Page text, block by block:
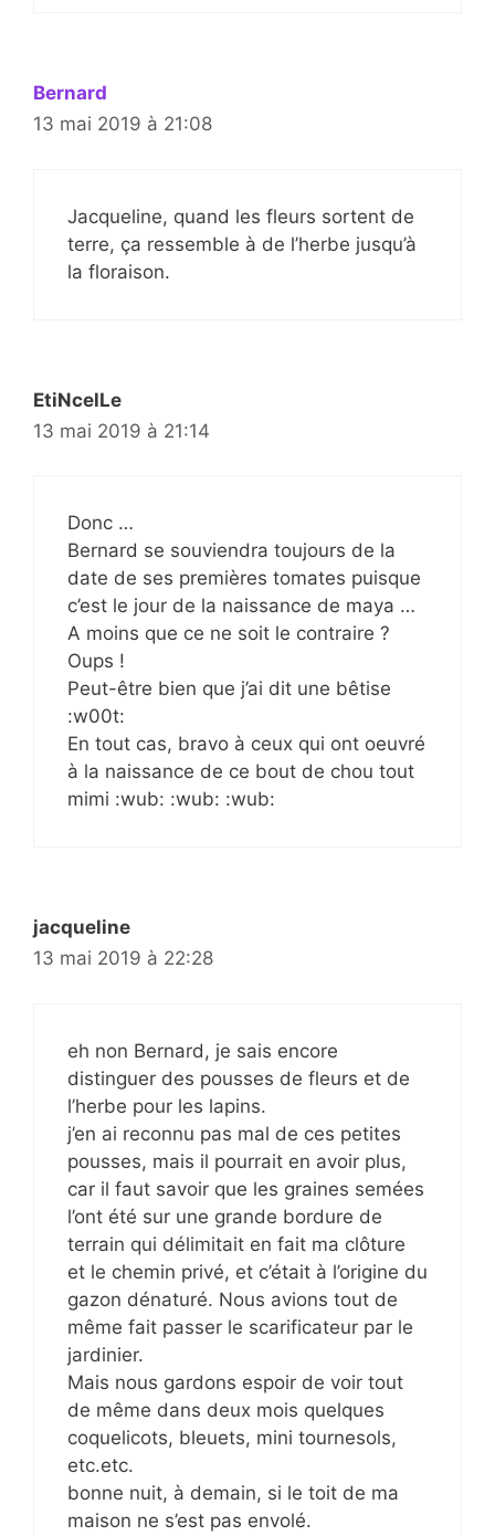
Bernard
13 mai 2019 à 21:08
Jacqueline, quand les fleurs sortent de
terre, ça ressemble à de l’herbe jusqu’à
la floraison.
EtiNcelLe
13 mai 2019 à 21:14
Donc …
Bernard se souviendra toujours de la
date de ses premières tomates puisque
c’est le jour de la naissance de maya …
A moins que ce ne soit le contraire ?
Oups !
Peut-être bien que j’ai dit une bêtise
:w00t:
En tout cas, bravo à ceux qui ont oeuvré
à la naissance de ce bout de chou tout
mimi :wub: :wub: :wub:
jacqueline
13 mai 2019 à 22:28
eh non Bernard, je sais encore
distinguer des pousses de fleurs et de
l’herbe pour les lapins.
j’en ai reconnu pas mal de ces petites
pousses, mais il pourrait en avoir plus,
car il faut savoir que les graines semées
l’ont été sur une grande bordure de
terrain qui délimitait en fait ma clôture
et le chemin privé, et c’était à l’origine du
gazon dénaturé. Nous avions tout de
même fait passer le scarificateur par le
jardinier.
Mais nous gardons espoir de voir tout
de même dans deux mois quelques
coquelicots, bleuets, mini tournesols,
etc.etc.
bonne nuit, à demain, si le toit de ma
maison ne s’est pas envolé.